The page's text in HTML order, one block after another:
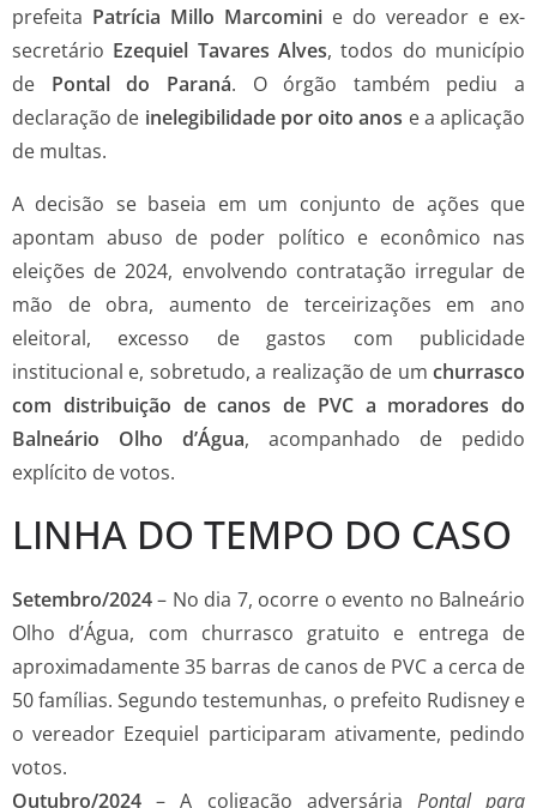
prefeita Patrícia Millo Marcomini e do vereador e ex-
secretário Ezequiel Tavares Alves, todos do município
de Pontal do Paraná. O órgão também pediu a
declaração de inelegibilidade por oito anos e a aplicação
de multas.
A decisão se baseia em um conjunto de ações que
apontam abuso de poder político e econômico nas
eleições de 2024, envolvendo contratação irregular de
mão de obra, aumento de terceirizações em ano
eleitoral, excesso de gastos com publicidade
institucional e, sobretudo, a realização de um churrasco
com distribuição de canos de PVC a moradores do
Balneário Olho d’Água, acompanhado de pedido
explícito de votos.
LINHA DO TEMPO DO CASO
Setembro/2024– No dia 7, ocorre o evento no Balneário
Olho d’Água, com churrasco gratuito e entrega de
aproximadamente 35 barras de canos de PVC a cerca de
50 famílias. Segundo testemunhas, o prefeito Rudisney e
o vereador Ezequiel participaram ativamente, pedindo
votos.
Outubro/2024 – A coligação adversária Pontal para